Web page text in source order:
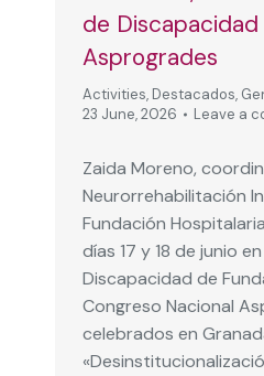
de
Asprogrades
Activities, Destacados,
23 June, 2026
Leave a
Zaida Moreno,
Neurorrehabilitación
Fundación
días 17 y 18 de junio
Discapacidad de
Congreso Nacional
celebrados en